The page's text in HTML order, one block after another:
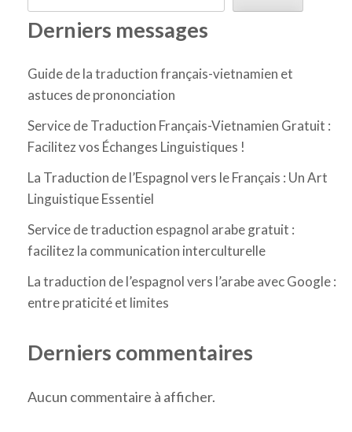
Derniers messages
Guide de la traduction français-vietnamien et
astuces de prononciation
Service de Traduction Français-Vietnamien Gratuit :
Facilitez vos Échanges Linguistiques !
La Traduction de l’Espagnol vers le Français : Un Art
Linguistique Essentiel
Service de traduction espagnol arabe gratuit :
facilitez la communication interculturelle
La traduction de l’espagnol vers l’arabe avec Google :
entre praticité et limites
Derniers commentaires
Aucun commentaire à afficher.